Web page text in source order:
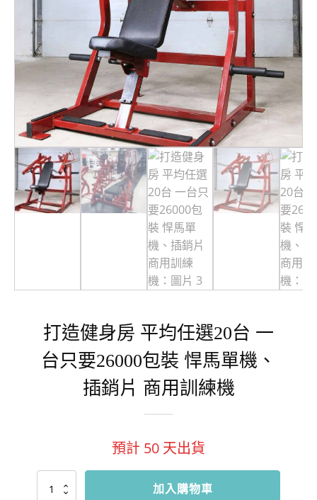
打造健身房 平均任選20台 一
台只要26000包裝 悍馬單機、
插銷片 商用訓練機
預計 50 天出貨
加入購物車